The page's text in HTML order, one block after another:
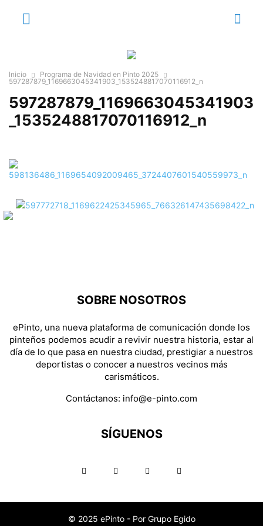
Inicio
Programa de Navidad en Pinto 2025
597287879_1169663045341903_1535248817070116912_n
597287879_1169663045341903
_1535248817070116912_n
SOBRE NOSOTROS
ePinto, una nueva plataforma de comunicación donde los
pinteños podemos acudir a revivir nuestra historia, estar al
día de lo que pasa en nuestra ciudad, prestigiar a nuestros
deportistas o conocer a nuestros vecinos más
carismáticos.
Contáctanos: info@e-pinto.com
SÍGUENOS
© 2025 ePinto - Por Grupo Egido